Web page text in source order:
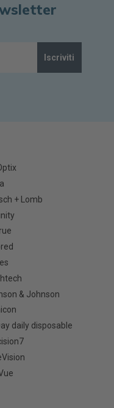
Iscriviti
+ Lomb
& Johnson
daily disposable